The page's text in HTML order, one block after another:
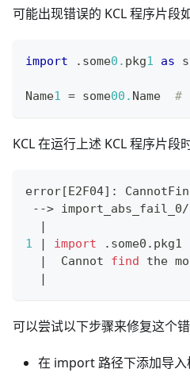
可能出现错误的 KCL 程序片段
import . some0. pkg1 as
Name1 = some00. Name #
KCL 在运行上述 KCL 程序片段
error[E2F04] :
-->
|
1
| import
|
  Cannot
find the
|
可以尝试以下步骤来修复这个错
在 import 路径下添加导入